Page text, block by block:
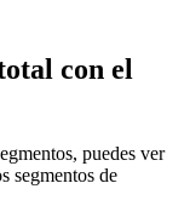
con el
puedes ver
segmentos de